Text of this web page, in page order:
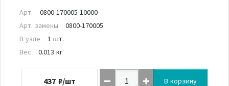
Арт.
0800-170005-10000
Арт. замены
0800-170005
В узле
1 шт.
Вес
0.013 кг
437 ₽/шт В корзину